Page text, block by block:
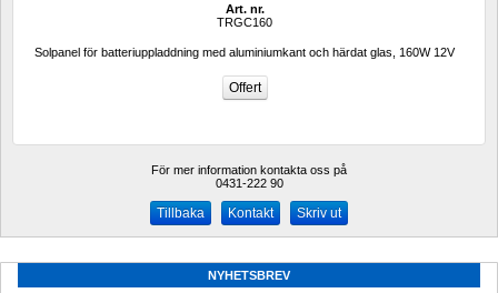
Art. nr.
TRGC160
Solpanel för batteriuppladdning med aluminiumkant och härdat glas, 160W 12V
För mer information kontakta oss på
0431-222 90
Kontakt Skriv ut
NYHETSBREV